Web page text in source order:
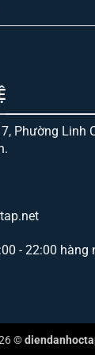
Phường Linh
- 22:00 hàng
©